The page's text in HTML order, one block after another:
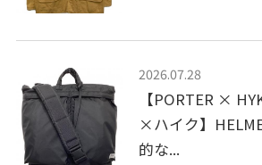
2026.07.28
【PORTER ×
×ハイク】
的な...